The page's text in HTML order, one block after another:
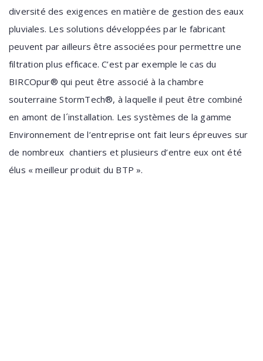
diversité des exigences en matière de gestion des eaux
pluviales. Les solutions développées par le fabricant
peuvent par ailleurs être associées pour permettre une
filtration plus efficace. C’est par exemple le cas du
BIRCOpur® qui peut être associé à la chambre
souterraine StormTech®, à laquelle il peut être combiné
en amont de l´installation. Les systèmes de la gamme
Environnement de l’entreprise ont fait leurs épreuves sur
de nombreux chantiers et plusieurs d’entre eux ont été
élus « meilleur produit du BTP ».